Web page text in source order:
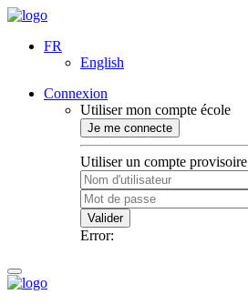
FR
English
Connexion
Utiliser mon compte école
Je me connecte
Utiliser un compte provisoire
Valider
Error: